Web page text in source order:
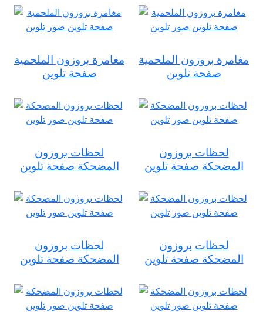
مغامرة بروزون الملحمية
صفحة تلوين
مغامرة بروزون الملحمية
صفحة تلوين
لحظات بروزون
المضحكة صفحة تلوين
لحظات بروزون
المضحكة صفحة تلوين
لحظات بروزون
المضحكة صفحة تلوين
لحظات بروزون
المضحكة صفحة تلوين